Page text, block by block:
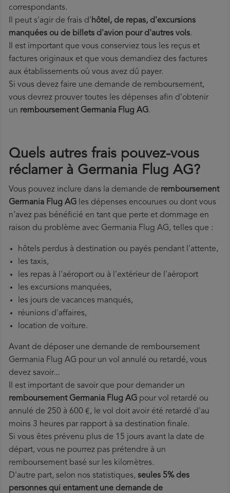
correspondants.
Il peut s'agir de frais d'hôtel, de repas, d'excursions
manquées ou de billets d'avion pour d'autres vols.
Il est important que vous conserviez tous les reçus et
factures originaux et que vous demandiez des factures
aux établissements où vous avez dû payer.
Si vous devez faire une demande de remboursement,
vous devrez prouver toutes les dépenses afin d'obtenir
un remboursement Germania Flug AG.
Quels autres frais pouvez-vous
réclamer à Germania Flug AG?
Vous pouvez inclure dans la demande de remboursement
Germania Flug AG les dépenses encourues ou dont vous
n'avez pas bénéficié en tant que perte et dommage en
raison du problème avec Germania Flug AG, telles que :
hôtels perdus à destination ou payés pendant l'attente,
les taxis,
les repas à l'aéroport ou à l'extérieur de l'aéroport
les excursions manquées,
les jours de vacances manqués,
réunions d'affaires,
location de voiture.
Avant de déposer une demande de remboursement
Germania Flug AG pour un vol annulé ou retardé, vous
devez savoir...
Il est important de savoir que pour demander un
remboursement Germania Flug AG pour vol retardé ou
annulé de 250 à 600 €, le vol doit avoir été retardé d'au
moins 3 heures par rapport à sa destination finale.
Si vous êtes prévenu plus de 15 jours avant la date de
départ, vous ne pourrez pas prétendre à un
remboursement basé sur les kilomètres.
D'autre part, selon nos statistiques, seules 5% des
personnes qui entament une demande de